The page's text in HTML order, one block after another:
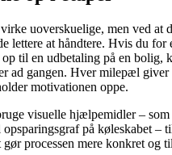
uoverskuelige, men ved at
lettere at håndtere. Hvis du for
til en udbetaling på en bolig,
ad gangen. Hver milepæl giver
motivationen oppe.
visuelle hjælpemidler – som
opsparingsgraf på køleskabet –
processen mere konkret og